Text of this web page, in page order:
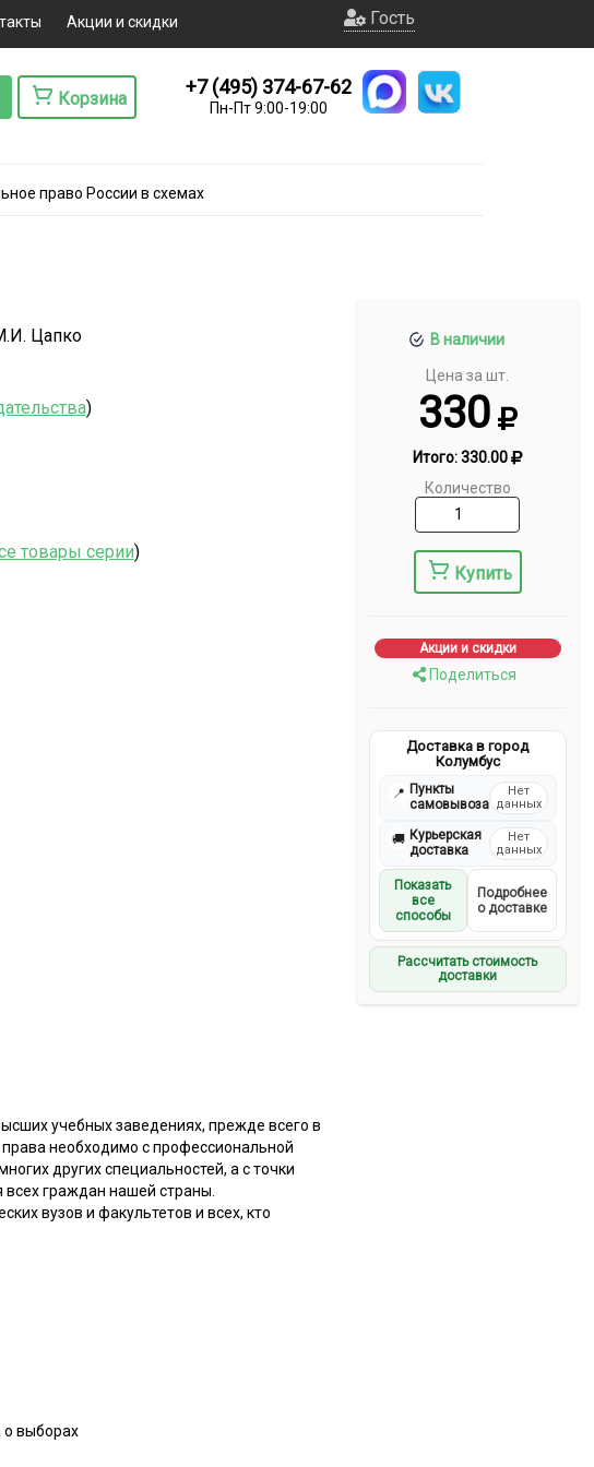
Акции и скидки Гость
Корзина
+7 (495) 374-67-62
Пн-Пт 9:00-19:00
право России в схемах
В наличии
Цена за шт.
330
Итого:330.00
Количество
Купить
Акции и скидки
Поделиться
Доставка в город
Колумбус
📍 Пункты
самовывоза
Нет
данных
🚚 Курьерская
доставка
Нет
данных
Показать
все
способы
Подробнее
о доставке
Рассчитать стоимость
доставки
Цапко
)
товары серии)
учебных заведениях, прежде всего в
необходимо с профессиональной
других специальностей, а с точки
граждан нашей страны.
вузов и факультетов и всех, кто
о выборах